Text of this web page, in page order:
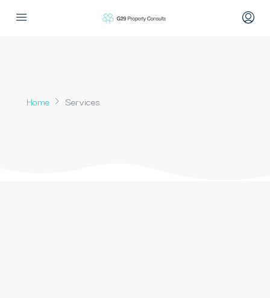
Home Services